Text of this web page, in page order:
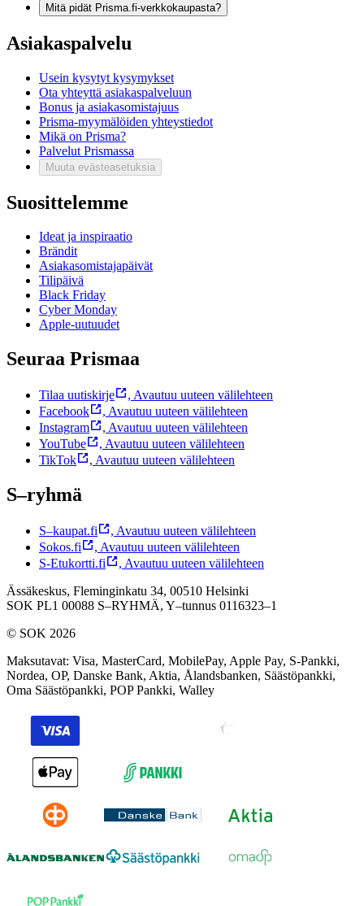
Mitä pidät Prisma.fi-verkkokaupasta?
Asiakaspalvelu
Usein kysytyt kysymykset
Ota yhteyttä asiakaspalveluun
Bonus ja asiakasomistajuus
Prisma-myymälöiden yhteystiedot
Mikä on Prisma?
Palvelut Prismassa
Muuta evästeasetuksia
Suosittelemme
Ideat ja inspiraatio
Brändit
Asiakasomistajapäivät
Tilipäivä
Black Friday
Cyber Monday
Apple-uutuudet
Seuraa Prismaa
Tilaa uutiskirje , Avautuu uuteen välilehteen
Facebook
, Avautuu uuteen välilehteen
Instagram
, Avautuu uuteen välilehteen
YouTube
, Avautuu uuteen välilehteen
TikTok
, Avautuu uuteen välilehteen
S–ryhmä
S–kaupat.fi , Avautuu uuteen välilehteen
Sokos.fi
, Avautuu uuteen välilehteen
S-Etukortti.fi
, Avautuu uuteen välilehteen
Ässäkeskus, Fleminginkatu 34, 00510 Helsinki
SOK PL1 00088 S–RYHMÄ, Y–tunnus 0116323–1
© SOK 2026
Maksutavat: Visa, MasterCard, MobilePay, Apple Pay, S-Pankki,
Nordea, OP, Danske Bank, Aktia, Ålandsbanken, Säästöpankki,
Oma Säästöpankki, POP Pankki, Walley